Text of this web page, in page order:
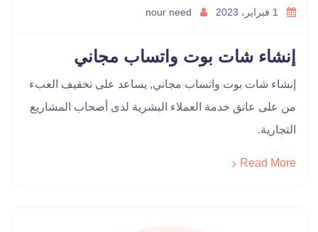
1 فبراير، 2023
إنشاء شات بوت واتساب مجاني
إنشاء شات بوت واتساب مجاني, يساعد على تخفيف العبء
من على عاتق خدمة العملاء البشرية لدى أصحاب المشاريع
التجارية.
Read More